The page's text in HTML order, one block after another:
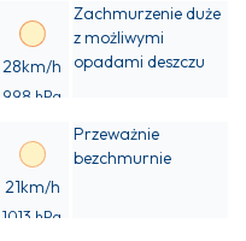
28km/h
998 hPa
Zachmurzenie duże
z możliwymi
opadami deszczu
21km/h
1013 hPa
Przeważnie
bezchmurnie